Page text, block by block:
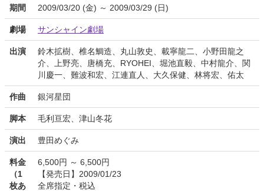
期間 2009/03/20 (金) ～ 2009/03/29 (日)
劇場 サンシャイン劇場
出演
鈴木拡樹、椎名鯛造、丸山敦史、載寧龍二、小野田龍之
介、上野亮、唐橋充、RYOHEI、堀池直毅、中村龍介、関
川慶一、難波和宏、江連直人、大久保健、林将宏、佑太
作曲 銀河星団
脚本 毛利亘宏、津山冬花
演出 豊田めぐみ
料金
（1
枚あ
6,500円 ～ 6,500円
【発売日】2009/01/23
全席指定・税込